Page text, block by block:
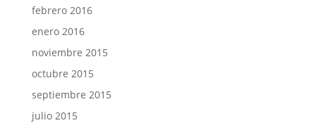
febrero 2016
enero 2016
noviembre 2015
octubre 2015
septiembre 2015
julio 2015